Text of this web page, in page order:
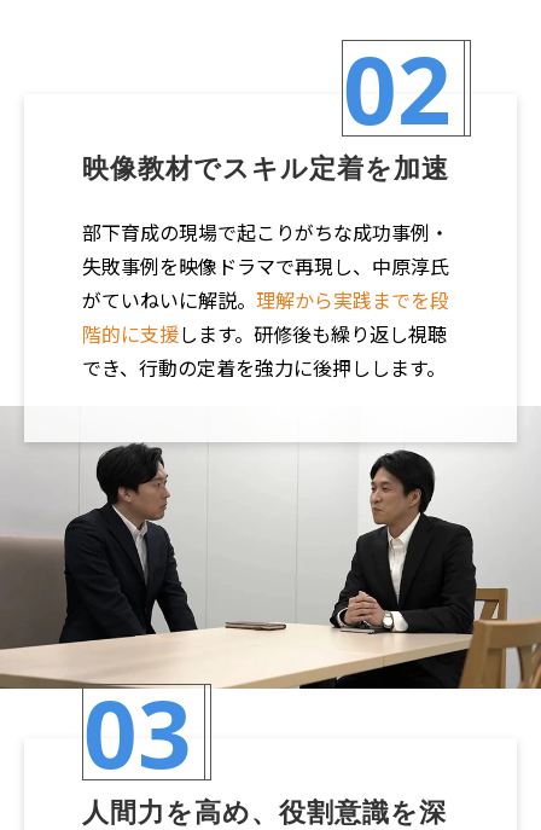
02
映像教材でスキル定着を加速
部下育成の現場で起こりがちな成功事例・
失敗事例を映像ドラマで再現し、中原淳氏
がていねいに解説。 理解から実践までを段
階的に支援します。研修後も繰り返し視聴
でき、行動の定着を強力に後押しします。
03
人間力を高め、役割意識を深